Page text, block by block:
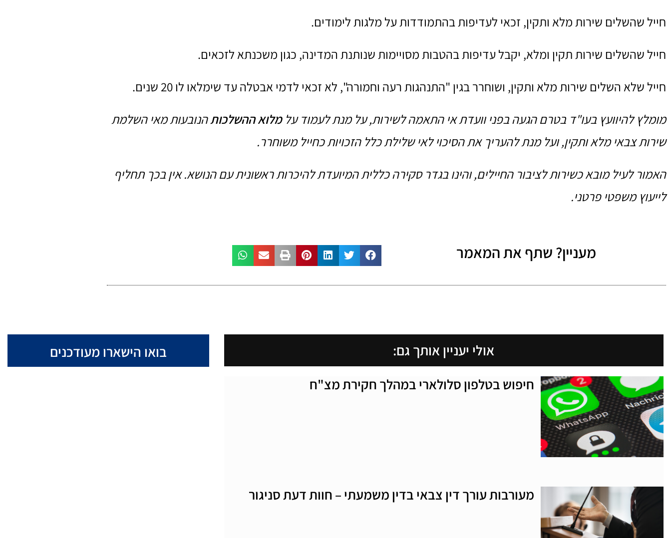
חייל שהשלים שירות מלא ותקין, זכאי לעדיפות בהתמודדות על מלגות לימודים.
חייל שהשלים שירות תקין ומלא, יקבל עדיפות בהטבות מסויימות שנותנת המדינה, כגון משכנתא לזכאים.
חייל שלא השלים שירות מלא ותקין, ושוחרר בגין "התנהגות רעה וחמורה", לא זכאי לדמי אבטלה עד שימלאו לו 20 שנים.
מומלץ להיוועץ בעו"ד בטרם הגעה בפני וועדת אי התאמה לשירות, על מנת לעמוד עלמלוא ההשלכותהנובעות מאי השלמת
שירות צבאי מלא ותקין, ועל מנת להעריך את הסיכוי לאי שלילת כלל הזכויות כחייל משוחרר.
האמור לעיל מובא כשירות לציבור החיילים, והינו בגדר סקירה כללית המיועדת להיכרות ראשונית עם הנושא. אין בכך תחליף
לייעוץ משפטי פרטני.
מעניין? שתף את המאמר
אולי יעניין אותך גם:
חיפוש בטלפון סלולארי במהלך חקירת מצ"ח
מעורבות עורך דין צבאי בדין משמעתי – חוות דעת סניגור
בואו הישארו מעודכנים